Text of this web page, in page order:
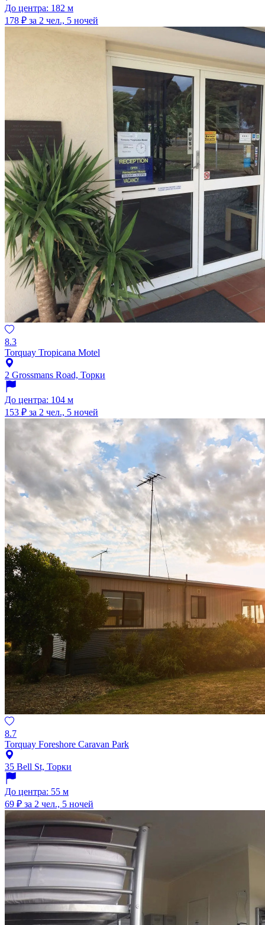
До центра: 182 м
178 ₽ за 2 чел., 5 ночей
8.3
Torquay Tropicana Motel
2 Grossmans Road, Торки
До центра: 104 м
153 ₽ за 2 чел., 5 ночей
8.7
Torquay Foreshore Caravan Park
35 Bell St, Торки
До центра: 55 м
69 ₽ за 2 чел., 5 ночей